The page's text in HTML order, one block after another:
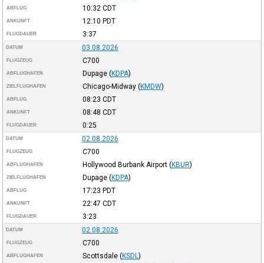
ABFLUG 10:32 CDT
ANKUNFT 12:10 PDT
FLUGDAUER 3:37
DATUM 03.08.2026
FLUGZEUG C700
ABFLUGHAFEN Dupage (KDPA)
ZIELFLUGHAFEN Chicago-Midway (KMDW)
ABFLUG 08:23 CDT
ANKUNFT 08:48 CDT
FLUGDAUER 0:25
DATUM 02.08.2026
FLUGZEUG C700
ABFLUGHAFEN Hollywood Burbank Airport (KBUR)
ZIELFLUGHAFEN Dupage (KDPA)
ABFLUG 17:23 PDT
ANKUNFT 22:47 CDT
FLUGDAUER 3:23
DATUM 02.08.2026
FLUGZEUG C700
ABFLUGHAFEN Scottsdale (KSDL )